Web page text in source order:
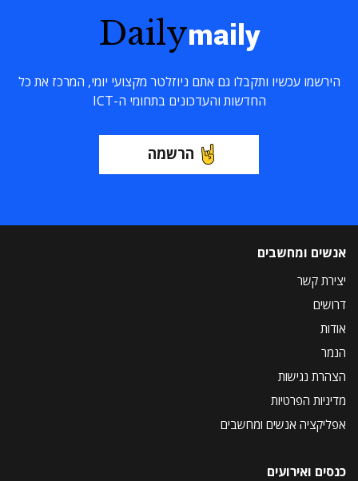
Dailymaily
הירשמו עכשיו ותקבלו גם אתם ניוזלטר מקצועי יומי, המרכז את כל
החדשות והעדכונים בתחומי ה-ICT
הרשמה
אנשים ומחשבים
יצירת קשר
דרושים
אודות
הנמר
הצהרת נגישות
מדיניות הפרטיות
אפליקציה אנשים ומחשבים
כנסים ואירועים